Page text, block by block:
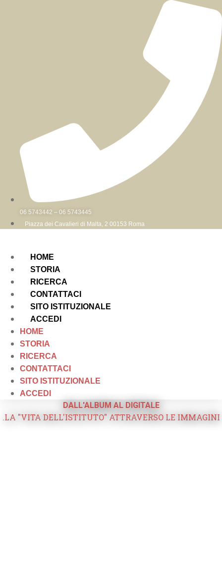
06 5743442 – 06 5743445
Piazza dei Cavalieri di Malta, 2 00153 Roma
HOME
STORIA
RICERCA
CONTATTACI
SITO ISTITUZIONALE
ACCEDI
HOME
STORIA
RICERCA
CONTATTACI
SITO ISTITUZIONALE
ACCEDI
DALL'ALBUM AL DIGITALE
.LA "VITA DELL'ISTITUTO" ATTRAVERSO LE IMMAGINI